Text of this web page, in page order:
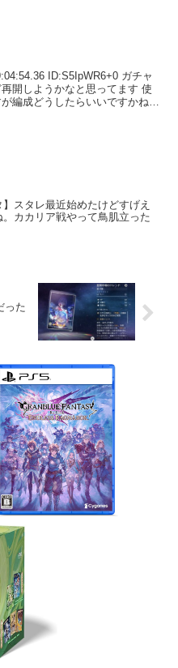
ID:S5IpWR6+0 ガチャ
開しようかなと思ってます 使
編成どうしたらいいですかね
】スタレ最近始めたけどすげえ
。カカリア戦やって鳥肌立った
った